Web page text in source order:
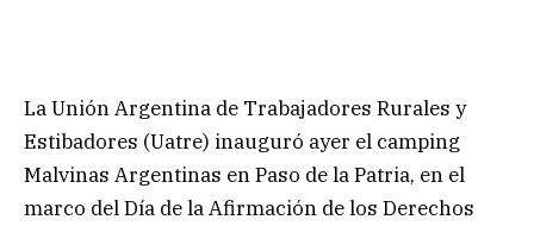
La Unión Argentina de Trabajadores Rurales y
Estibadores (Uatre) inauguró ayer el camping
Malvinas Argentinas en Paso de la Patria, en el
marco del Día de la Afirmación de los Derechos